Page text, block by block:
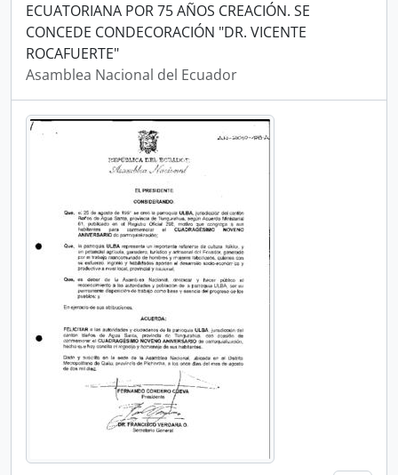
ECUATORIANA POR 75 AÑOS CREACIÓN. SE
CONCEDE CONDECORACIÓN "DR. VICENTE
ROCAFUERTE"
Asamblea Nacional del Ecuador